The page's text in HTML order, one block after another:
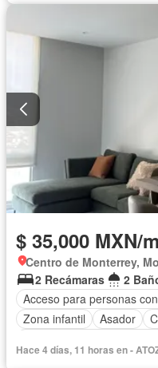
Completamente amueblado
$ 35,000 MXN/
Centro de Monterrey,
2 Recámaras
2
Acceso para personas
Zona infantil
Asador
Cocina integral
Conserje
Hace 4 días, 11 horas en -